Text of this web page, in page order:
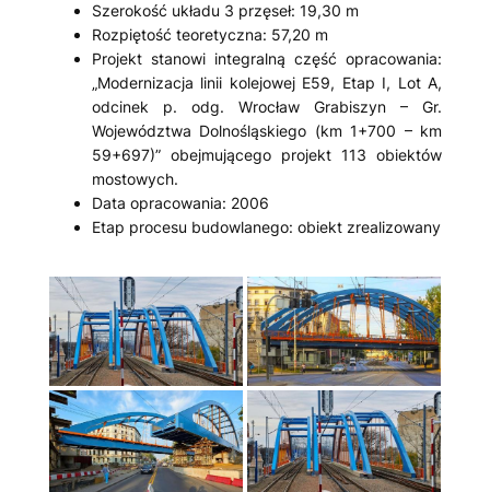
Szerokość układu 3 przęseł: 19,30 m
Rozpiętość teoretyczna: 57,20 m
Projekt stanowi integralną część opracowania:
„Modernizacja linii kolejowej E59, Etap I, Lot A,
odcinek p. odg. Wrocław Grabiszyn – Gr.
Województwa Dolnośląskiego (km 1+700 – km
59+697)” obejmującego projekt 113 obiektów
mostowych.
Data opracowania: 2006
Etap procesu budowlanego: obiekt zrealizowany